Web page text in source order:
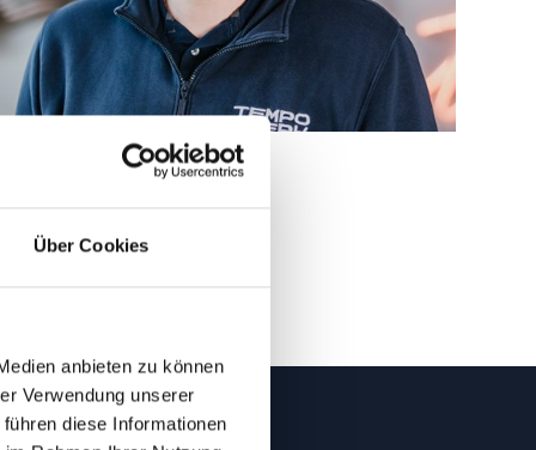
Über Cookies
anbieten zu können
Verwendung unserer
diese Informationen